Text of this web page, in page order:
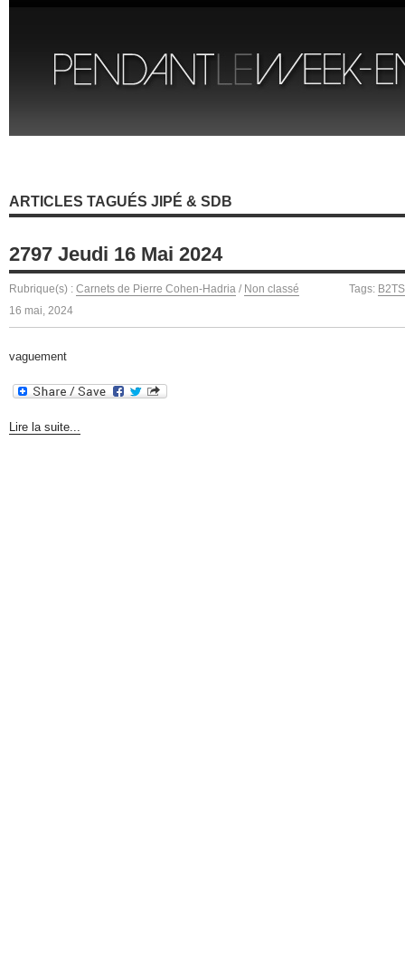
ARTICLES TAGUÉS JIPÉ & SDB
2797 Jeudi 16 Mai 2024
Rubrique(s) : Carnets de Pierre Cohen-Hadria / Non classé Tags: B2TS
16 mai, 2024
vaguement
Lire la suite...